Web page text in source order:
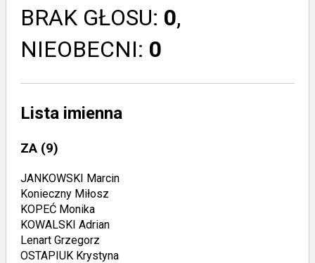
BRAK GŁOSU: 0,
NIEOBECNI: 0
Lista imienna
ZA (9)
JANKOWSKI Marcin
Konieczny Miłosz
KOPEĆ Monika
KOWALSKI Adrian
Lenart Grzegorz
OSTAPIUK Krystyna